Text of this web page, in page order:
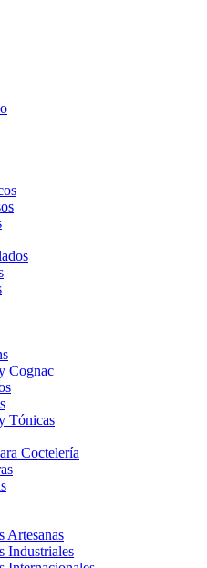
Cognac
Tónicas
Coctelería
Artesanas
Industriales